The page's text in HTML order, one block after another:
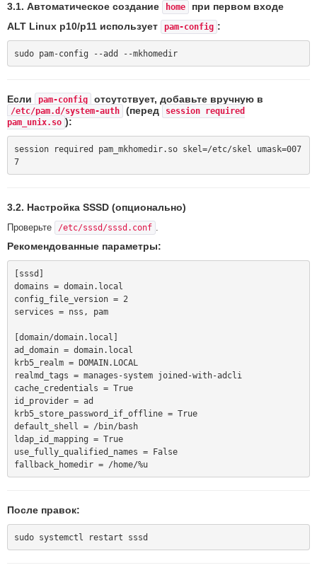
3.1. Автоматическое создание
home
при первом входе
ALT Linux p10/p11 использует
pam-config :
sudo pam-config --add --mkhomedir
Если pam-config отсутствует, добавьте вручную в
/etc/pam.d/system-auth (перед
session required
pam_unix.so ):
session required pam_mkhomedir.so skel=/etc/skel umask=007
7
3.2. Настройка SSSD (опционально)
Проверьте /etc/sssd/sssd.conf .
Рекомендованные параметры:
[sssd]
domains = domain.local
config_file_version = 2
services = nss, pam
[domain/domain.local]
ad_domain = domain.local
krb5_realm = DOMAIN.LOCAL
realmd_tags = manages-system joined-with-adcli
cache_credentials = True
id_provider = ad
krb5_store_password_if_offline = True
default_shell = /bin/bash
ldap_id_mapping = True
use_fully_qualified_names = False
fallback_homedir = /home/%u
После правок: